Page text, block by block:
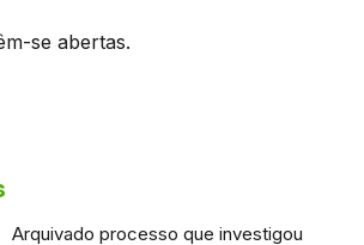
se abertas.
Arquivado processo que investigou